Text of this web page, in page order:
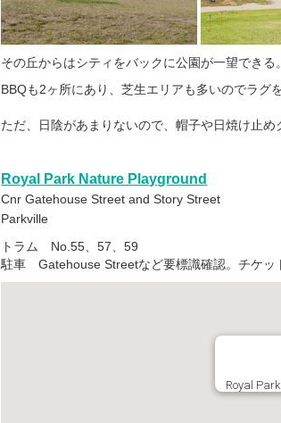
その丘からはシティをバックに公園が一望できる。
BBQも2ヶ所にあり、芝生エリアも多いのでラグ
ただ、日陰があまりないので、帽子や日焼け止め
Royal Park Nature Playground
Cnr Gatehouse Street and Story Street
Parkville
トラム No.55、57、59
駐車 Gatehouse Streetなど要標識確認。チケッ
Royal